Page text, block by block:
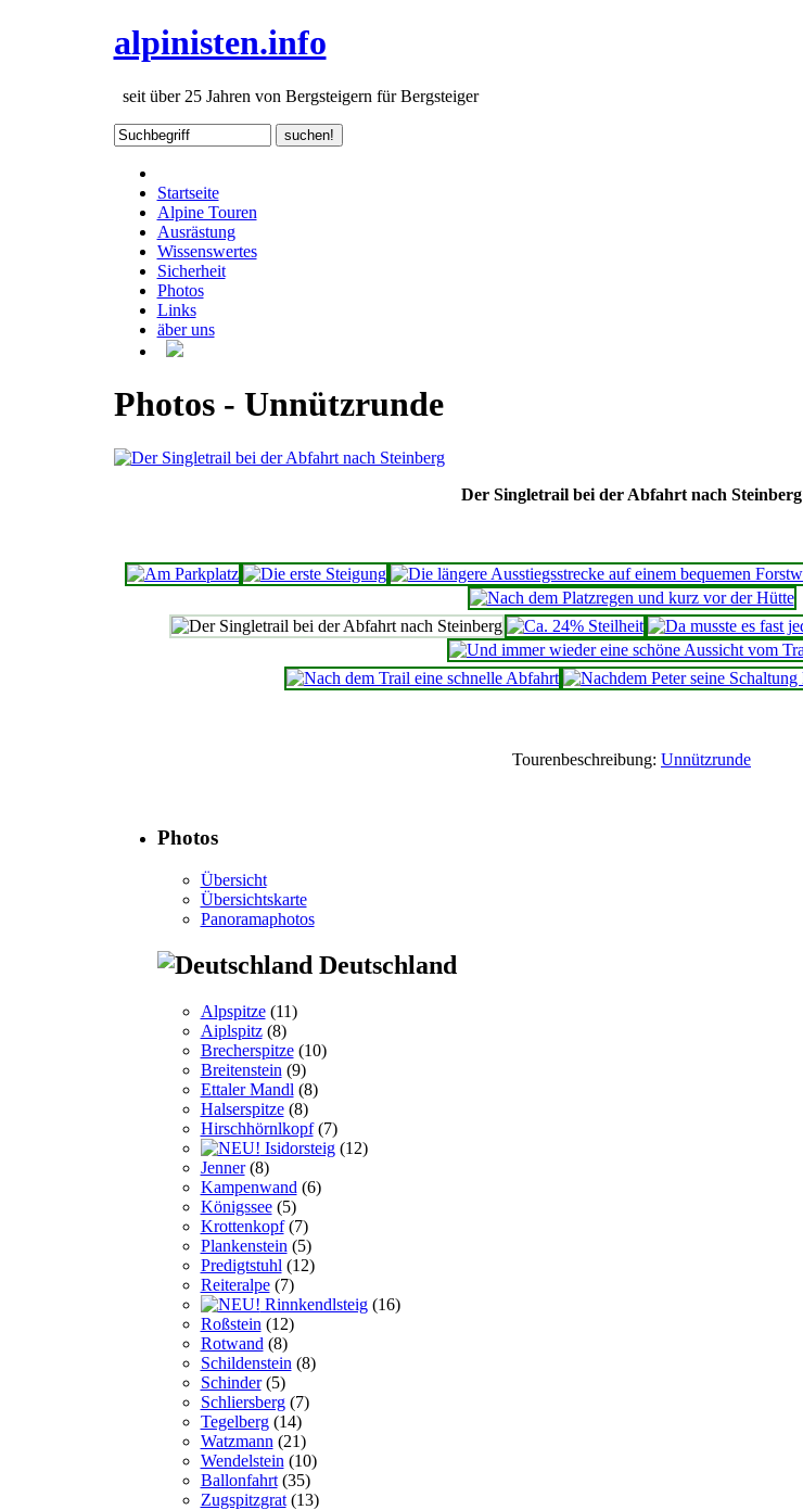
alpinisten.info
seit über 25 Jahren von Bergsteigern für Bergsteiger
Startseite
Alpine Touren
Ausrästung
Wissenswertes
Sicherheit
Photos
Links
äber uns
Photos - Unnützrunde
Der Singletrail bei der Abfahrt nach Steinberg
Tourenbeschreibung: Unnützrunde
Photos
Übersicht
Übersichtskarte
Panoramaphotos
Deutschland
Alpspitze(11)
Aiplspitz(8)
Brecherspitze(10)
Breitenstein (9)
Ettaler Mandl (8)
Halserspitze(8)
Hirschhörnlkopf(7)
Isidorsteig(12)
Jenner(8)
Kampenwand (6)
Königssee(5)
Krottenkopf(7)
Plankenstein (5)
Predigtstuhl (12)
Reiteralpe(7)
Rinnkendlsteig(16)
Roßstein (12)
Rotwand (8)
Schildenstein (8)
Schinder(5)
Schliersberg(7)
Tegelberg(14)
Watzmann (21)
Wendelstein (10)
Ballonfahrt(35)
Zugspitzgrat(13)